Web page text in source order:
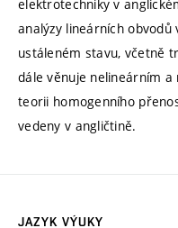
elektrotechniky v
analýzy lineárních
ustáleném stavu, včetně
dále věnuje nelineárním
teorii homogenního
vedeny v angličtině.
JAZYK VÝUKY